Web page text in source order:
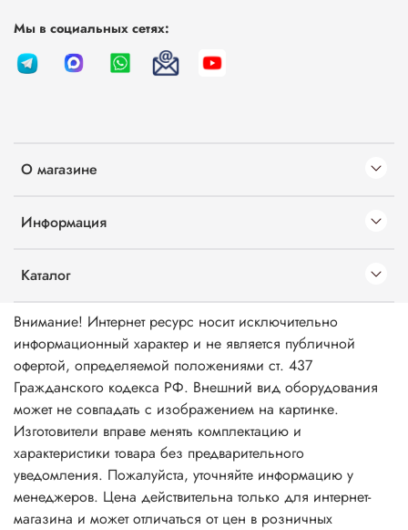
О магазине
Информация
Каталог
Мы в социальных сетях:
Внимание! Интернет ресурс носит исключительно
информационный характер и не является публичной
офертой, определяемой положениями ст. 437
Гражданского кодекса РФ. Внешний вид оборудования
может не совпадать с изображением на картинке.
Изготовители вправе менять комплектацию и
характеристики товара без предварительного
уведомления. Пожалуйста, уточняйте информацию у
менеджеров. Цена действительна только для интернет-
магазина и может отличаться от цен в розничных